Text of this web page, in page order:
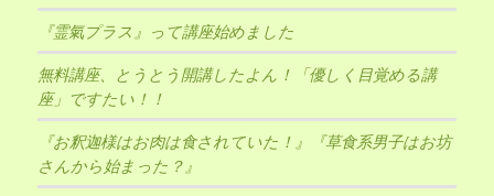
『霊氣プラス』って講座始めました
無料講座、とうとう開講したよん！「優しく目覚める講
座」ですたい！！
『お釈迦様はお肉は食されていた！』『草食系男子はお坊
さんから始まった？』